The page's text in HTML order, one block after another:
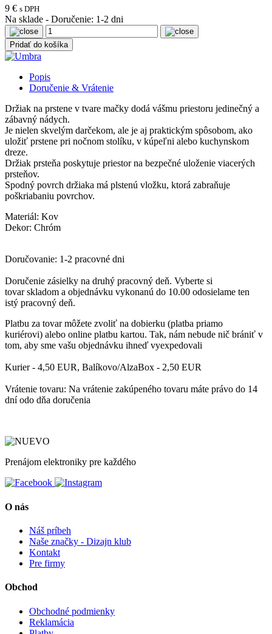
9 € s DPH
Na sklade - Doručenie: 1-2 dni
Pridať do košíka
Popis
Doručenie & Vrátenie
Držiak na prstene v tvare mačky dodá vášmu priestoru jedinečný a
zábavný nádych.
Je nielen skvelým darčekom, ale je aj praktickým spôsobom, ako
uložiť prstene pri nočnom stolíku, v kúpeľni alebo kuchynskom
dreze.
Držiak prsteňa poskytuje priestor na bezpečné uloženie viacerých
prsteňov.
Spodný povrch držiaka má plstenú vložku, ktorá zabraňuje
poškriabaniu povrchov.
Materiál: Kov
Dekor: Chróm
Doručovanie: 1-2 pracovné dni
Doručenie zásielky na druhý pracovný deň. Vyberte si
tovarskladom a objednávku vykonanú do 10.00 odosielame ten
istý pracovný deň.
Platbu za tovar môžete zvoliť na dobierku (platba priamo
kuriérovi) alebo online platbu kartou. Tak, nám nebude nič brániť v
tom, aby sme vašu objednávku ihneď vyexpedovali
Kurier - 4,50 EUR, Balíkovo/AlzaBox - 2,50 EUR
Vrátenie tovaru: Na vrátenie zakúpeného tovaru máte právo do 14
dní odo dňa doručenia
Prenájom elektroniky pre každého
O nás
Náš príbeh
Naše značky - Dizajn klub
Kontakt
Pre firmy
Obchod
Obchodné podmienky
Reklamácia